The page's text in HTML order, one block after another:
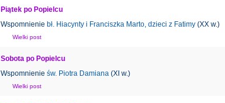
Piątek po Popielcu
Wspomnienie bł. Hiacynty i Franciszka Marto, dzieci z Fatimy(XX w.)
Wielki post
Sobota po Popielcu
Wspomnienie św. Piotra Damiana(XI w.)
Wielki post